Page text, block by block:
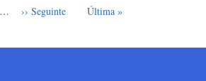
… Próxima página
›› Seguinte Última página
Última »